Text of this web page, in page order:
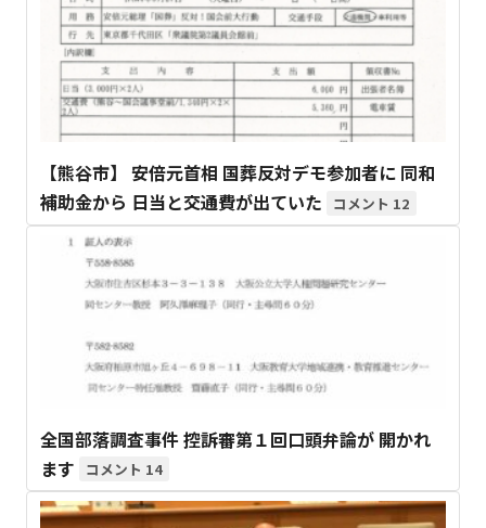
【熊谷市】 安倍元首相 国葬反対デモ参加者に 同和
補助金から 日当と交通費が出ていた
12
全国部落調査事件 控訴審第１回口頭弁論が 開かれ
ます
14